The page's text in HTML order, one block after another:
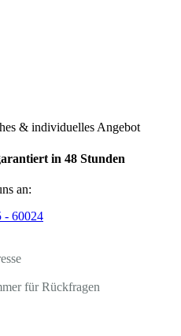
& individuelles Angebot
in 48 Stunden
an:
- 60024
für Rückfragen